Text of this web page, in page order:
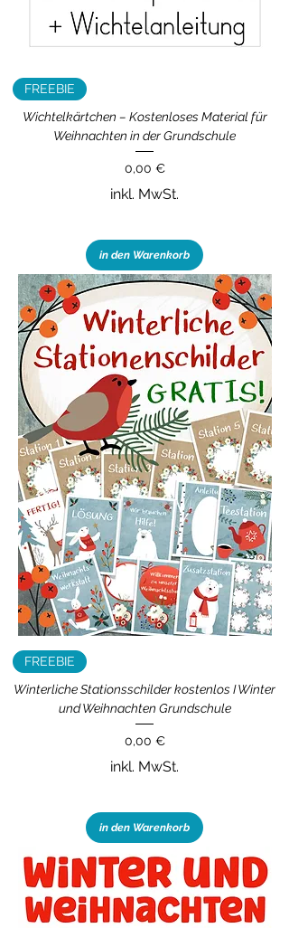
FREEBIE
Wichtelkärtchen – Kostenloses Material für
Weihnachten in der Grundschule
Preis
0,00 €
inkl. MwSt.
in den Warenkorb
FREEBIE
Winterliche Stationsschilder kostenlos I Winter
und Weihnachten Grundschule
Preis
0,00 €
inkl. MwSt.
in den Warenkorb